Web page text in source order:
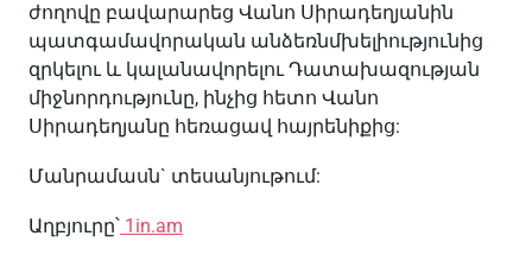
ժողովը բավարարեց Վանո Սիրադեղյանին
պատգամավորական անձեռնմխելիությունից
զրկելու և կալանավորելու Դատախազության
միջնորդությունը, ինչից հետո Վանո
Սիրադեղյանը հեռացավ հայրենիքից:
Մանրամասն` տեսանյութում:
Աղբյուրը՝ 1in.am